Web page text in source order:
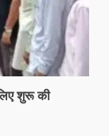
शुरू की